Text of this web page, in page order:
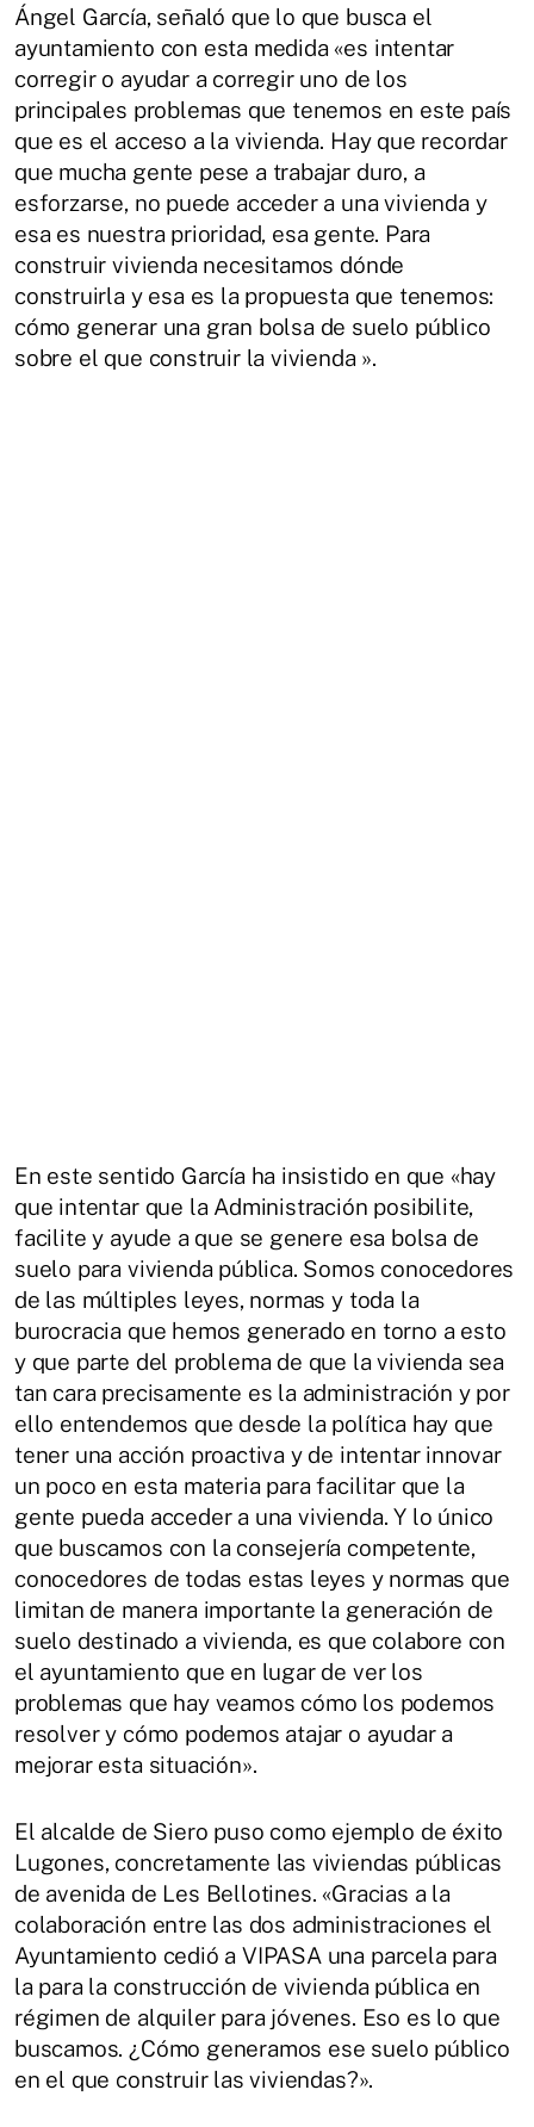
Ángel García, señaló que lo que busca el
ayuntamiento con esta medida «es intentar
corregir o ayudar a corregir uno de los
principales problemas que tenemos en este país
que es el acceso a la vivienda. Hay que recordar
que mucha gente pese a trabajar duro, a
esforzarse, no puede acceder a una vivienda y
esa es nuestra prioridad, esa gente. Para
construir vivienda necesitamos dónde
construirla y esa es la propuesta que tenemos:
cómo generar una gran bolsa de suelo público
sobre el que construir la vivienda ».
En este sentido García ha insistido en que «hay
que intentar que la Administración posibilite,
facilite y ayude a que se genere esa bolsa de
suelo para vivienda pública. Somos conocedores
de las múltiples leyes, normas y toda la
burocracia que hemos generado en torno a esto
y que parte del problema de que la vivienda sea
tan cara precisamente es la administración y por
ello entendemos que desde la política hay que
tener una acción proactiva y de intentar innovar
un poco en esta materia para facilitar que la
gente pueda acceder a una vivienda. Y lo único
que buscamos con la consejería competente,
conocedores de todas estas leyes y normas que
limitan de manera importante la generación de
suelo destinado a vivienda, es que colabore con
el ayuntamiento que en lugar de ver los
problemas que hay veamos cómo los podemos
resolver y cómo podemos atajar o ayudar a
mejorar esta situación».
El alcalde de Siero puso como ejemplo de éxito
Lugones, concretamente las viviendas públicas
de avenida de Les Bellotines. «Gracias a la
colaboración entre las dos administraciones el
Ayuntamiento cedió a VIPASA una parcela para
la para la construcción de vivienda pública en
régimen de alquiler para jóvenes. Eso es lo que
buscamos. ¿Cómo generamos ese suelo público
en el que construir las viviendas?».